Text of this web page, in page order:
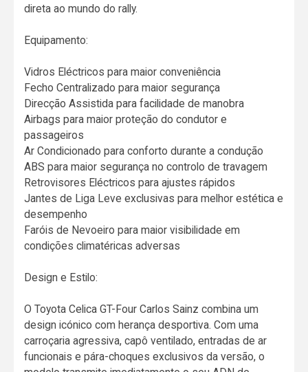
direta ao mundo do rally.
Equipamento:
Vidros Eléctricos para maior conveniência
Fecho Centralizado para maior segurança
Direcção Assistida para facilidade de manobra
Airbags para maior proteção do condutor e
passageiros
Ar Condicionado para conforto durante a condução
ABS para maior segurança no controlo de travagem
Retrovisores Eléctricos para ajustes rápidos
Jantes de Liga Leve exclusivas para melhor estética e
desempenho
Faróis de Nevoeiro para maior visibilidade em
condições climatéricas adversas
Design e Estilo:
O Toyota Celica GT-Four Carlos Sainz combina um
design icónico com herança desportiva. Com uma
carroçaria agressiva, capô ventilado, entradas de ar
funcionais e pára-choques exclusivos da versão, o